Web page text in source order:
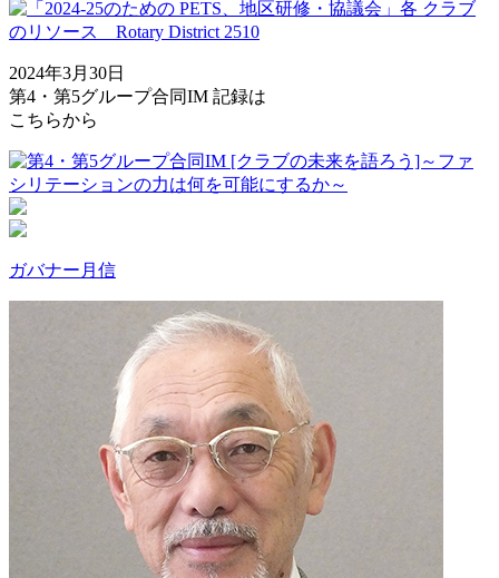
2024年3月30日
第4・第5グループ合同IM 記録は
こちらから
ガバナー月信